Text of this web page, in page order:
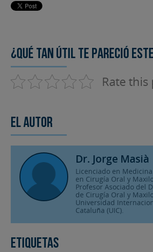
¿Qué tan útil te pareció
Rate this
El autor
Dr. Jorge Masià
Licenciado en
en Cirugía Oral y
Profesor Asociado del
de Cirugía Oral y
Universidad
Cataluña (UIC).
Etiquetas